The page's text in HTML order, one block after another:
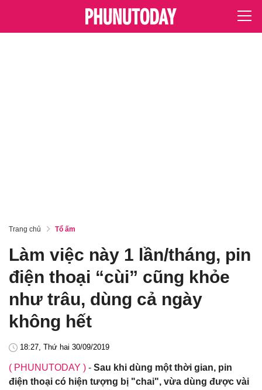
Trang chủ Tổ ấm
Làm việc này 1 lần/tháng, pin
điện thoại “cùi” cũng khỏe
như trâu, dùng cả ngày
không hết
18:27, Thứ hai 30/09/2019
( PHUNUTODAY ) - Sau khi dùng một thời gian, pin
điện thoại có hiện tượng bị "chai", vừa dùng được vài